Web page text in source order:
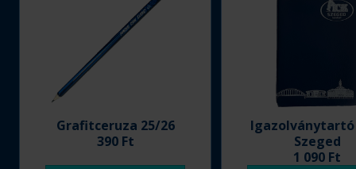
Grafitceruza 25/26
390 Ft
Szeged
1 090 Ft